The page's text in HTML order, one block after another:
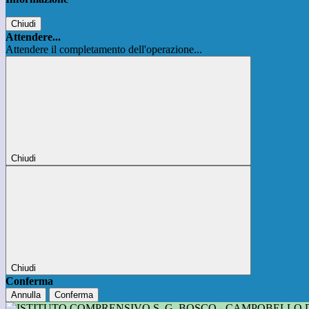
Chiudi
Attendere...
Attendere il completamento dell'operazione...
Chiudi
Chiudi
Conferma
Annulla Conferma